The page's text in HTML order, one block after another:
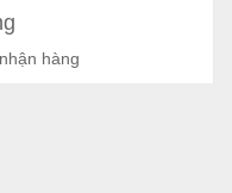
hàng